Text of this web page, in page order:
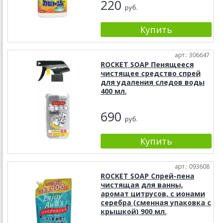
220 руб.
арт.: 306647
ROCKET SOAP Пенящееся
чистящее средство спрей
для удаления следов воды
400 мл.
690 руб.
арт.: 093608
ROCKET SOAP Спрей-пена
чистящая для ванны,
аромат цитрусов, с ионами
серебра (сменная упаковка с
крышкой) 900 мл.